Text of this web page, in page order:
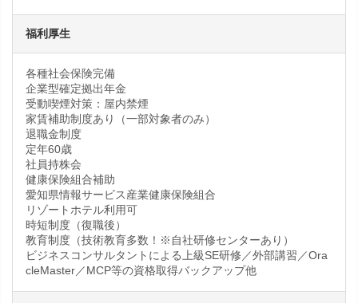
福利厚生
各種社会保険完備
企業型確定拠出年金
受動喫煙対策：屋内禁煙
家賃補助制度あり（一部対象者のみ）
退職金制度
定年60歳
社員持株会
健康保険組合補助
愛知県情報サービス産業健康保険組合
リゾートホテル利用可
時短制度（復職後）
教育制度（技術教育多数！※自社研修センターあり）
ビジネスコンサルタントによる上級SE研修／外部講習／Ora
cleMaster／MCP等の資格取得バックアップ他